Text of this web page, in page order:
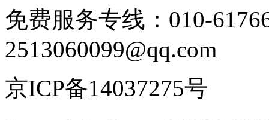
免费服务专线：010-
2513060099@qq.com
京ICP备14037275号